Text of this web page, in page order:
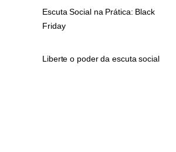
Escuta Social na Prática: Black
Friday
Liberte o poder da escuta social